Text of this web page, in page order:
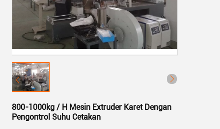
800-1000kg / H Mesin Extruder Karet Dengan
Pengontrol Suhu Cetakan